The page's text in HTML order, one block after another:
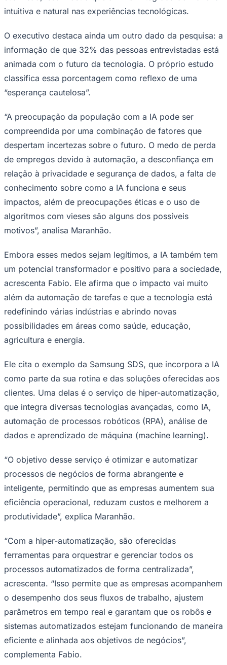
Corinthians
Palmeiras
intuitiva e natural nas experiências tecnológicas.
O executivo destaca ainda um outro dado da pesquisa: a
informação de que 32% das pessoas entrevistadas está
animada com o futuro da tecnologia. O próprio estudo
classifica essa porcentagem como reflexo de uma
“esperança cautelosa”.
“A preocupação da população com a IA pode ser
compreendida por uma combinação de fatores que
despertam incertezas sobre o futuro. O medo de perda
de empregos devido à automação, a desconfiança em
relação à privacidade e segurança de dados, a falta de
conhecimento sobre como a IA funciona e seus
impactos, além de preocupações éticas e o uso de
algoritmos com vieses são alguns dos possíveis
motivos”, analisa Maranhão.
Embora esses medos sejam legítimos, a IA também tem
um potencial transformador e positivo para a sociedade,
acrescenta Fabio. Ele afirma que o impacto vai muito
além da automação de tarefas e que a tecnologia está
redefinindo várias indústrias e abrindo novas
possibilidades em áreas como saúde, educação,
agricultura e energia.
Ele cita o exemplo da Samsung SDS, que incorpora a IA
como parte da sua rotina e das soluções oferecidas aos
clientes. Uma delas é o serviço de hiper-automatização,
que integra diversas tecnologias avançadas, como IA,
automação de processos robóticos (RPA), análise de
dados e aprendizado de máquina (machine learning).
“O objetivo desse serviço é otimizar e automatizar
processos de negócios de forma abrangente e
inteligente, permitindo que as empresas aumentem sua
eficiência operacional, reduzam custos e melhorem a
produtividade”, explica Maranhão.
“Com a hiper-automatização, são oferecidas
ferramentas para orquestrar e gerenciar todos os
processos automatizados de forma centralizada”,
acrescenta. “Isso permite que as empresas acompanhem
o desempenho dos seus fluxos de trabalho, ajustem
parâmetros em tempo real e garantam que os robôs e
sistemas automatizados estejam funcionando de maneira
eficiente e alinhada aos objetivos de negócios”,
complementa Fabio.